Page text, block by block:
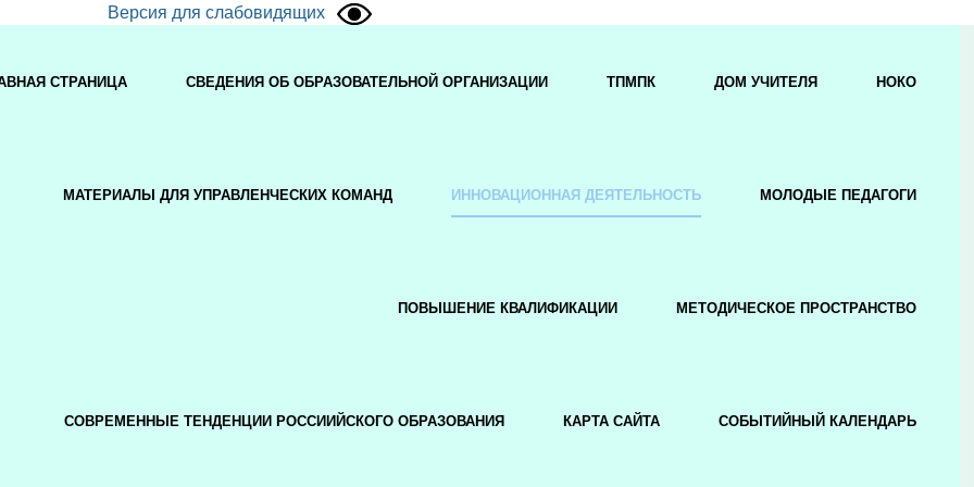
Версия для слабовидящих
СТРАНИЦА СВЕДЕНИЯ ОБ ОБРАЗОВАТЕЛЬНОЙ ОРГАНИЗАЦИИ ТПМПК ДОМ УЧИТЕЛЯ НОКО
МАТЕРИАЛЫ ДЛЯ УПРАВЛЕНЧЕСКИХ КОМАНД ИННОВАЦИОННАЯ ДЕЯТЕЛЬНОСТЬ МОЛОДЫЕ ПЕДАГОГИ
ПОВЫШЕНИЕ КВАЛИФИКАЦИИ МЕТОДИЧЕСКОЕ ПРОСТРАНСТВО
СОВРЕМЕННЫЕ ТЕНДЕНЦИИ РОССИИЙСКОГО ОБРАЗОВАНИЯ КАРТА САЙТА СОБЫТИЙНЫЙ КАЛЕНДАРЬ